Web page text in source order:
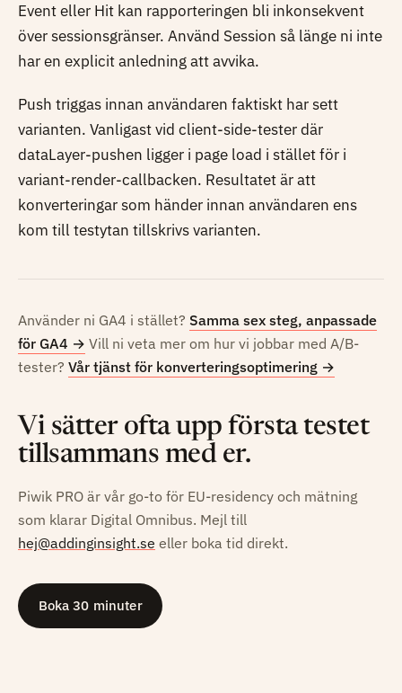
Event eller Hit kan rapporteringen bli inkonsekvent
över sessionsgränser. Använd Session så länge ni inte
har en explicit anledning att avvika.
Push triggas innan användaren faktiskt har sett
varianten. Vanligast vid client-side-tester där
dataLayer-pushen ligger i page load i stället för i
variant-render-callbacken. Resultatet är att
konverteringar som händer innan användaren ens
kom till testytan tillskrivs varianten.
Använder ni GA4 i stället? Samma sex steg, anpassade
för GA4 → Vill ni veta mer om hur vi jobbar med A/B-
tester? Vår tjänst för konverteringsoptimering →
Vi sätter ofta upp första testet
tillsammans med er.
Piwik PRO är vår go-to för EU-residency och mätning
som klarar Digital Omnibus. Mejl till
hej@addinginsight.se eller boka tid direkt.
Boka 30 minuter